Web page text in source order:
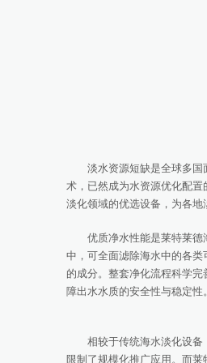
淡水资源短缺是全球多国
术，已然成为水资源优化配
淡化领域的优选设备，为各地
优质净水性能是莱特莱德
中，可全面滤除海水中的各
的成分。整套净化流程科学
障出水水质的安全性与稳定性。
相较于传统海水淡化设备
限制了规模化推广应用。而